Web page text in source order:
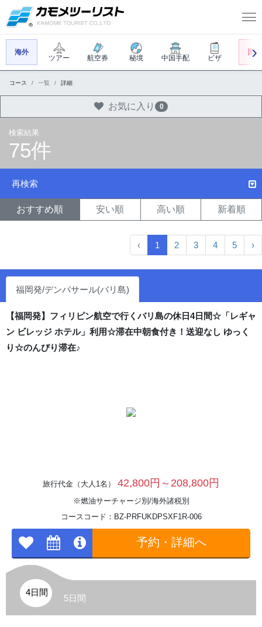
海外
ツアー 航空券 秘境 中国手配 ビザ
国内
コース 一覧 詳細
お気に入り 0
検索結果
75件
再検索
おすすめ順 安い順 高い順 新着順
‹ 1 2 3 4 5 ›
福岡発/デンパサール(バリ島)
【福岡発】フィリピン航空で行くバリ島の休日4日間☆「レギャ
ン ビレッジ ホテル」利用☆滞在中朝食付き！送迎なし ゆっく
り☆のんびり滞在♪
旅行代金（大人1名） 42,800円～208,800円
※燃油サーチャージ別/海外諸税別
コースコード：BZ-PRFUKDPSXF1R-006
予約・詳細へ
4日間
5日間